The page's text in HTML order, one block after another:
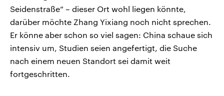
Seidenstraße“ – dieser Ort wohl liegen könnte,
darüber möchte Zhang Yixiang noch nicht sprechen.
Er könne aber schon so viel sagen: China schaue sich
intensiv um, Studien seien angefertigt, die Suche
nach einem neuen Standort sei damit weit
fortgeschritten.